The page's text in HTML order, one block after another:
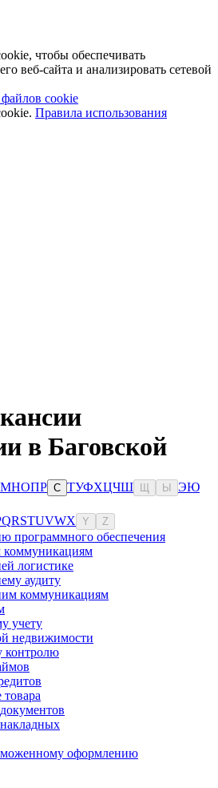
чтобы обеспечивать
веб-сайта и анализировать сетевой
cookie
Правила использования
в Баговской
МНОПР С ТУФХЦЧШ Ы ЭЮ
QRSTUVWX Y Z
программного обеспечения
коммуникациям
логистике
аудиту
коммуникациям
учету
недвижимости
контролю
оформлению